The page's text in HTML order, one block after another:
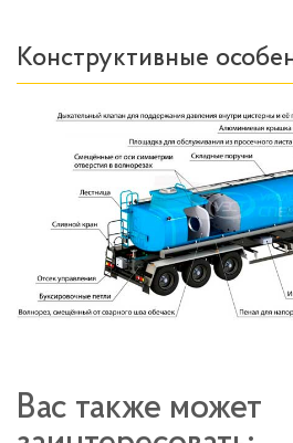
Конструктивные
Вас также может